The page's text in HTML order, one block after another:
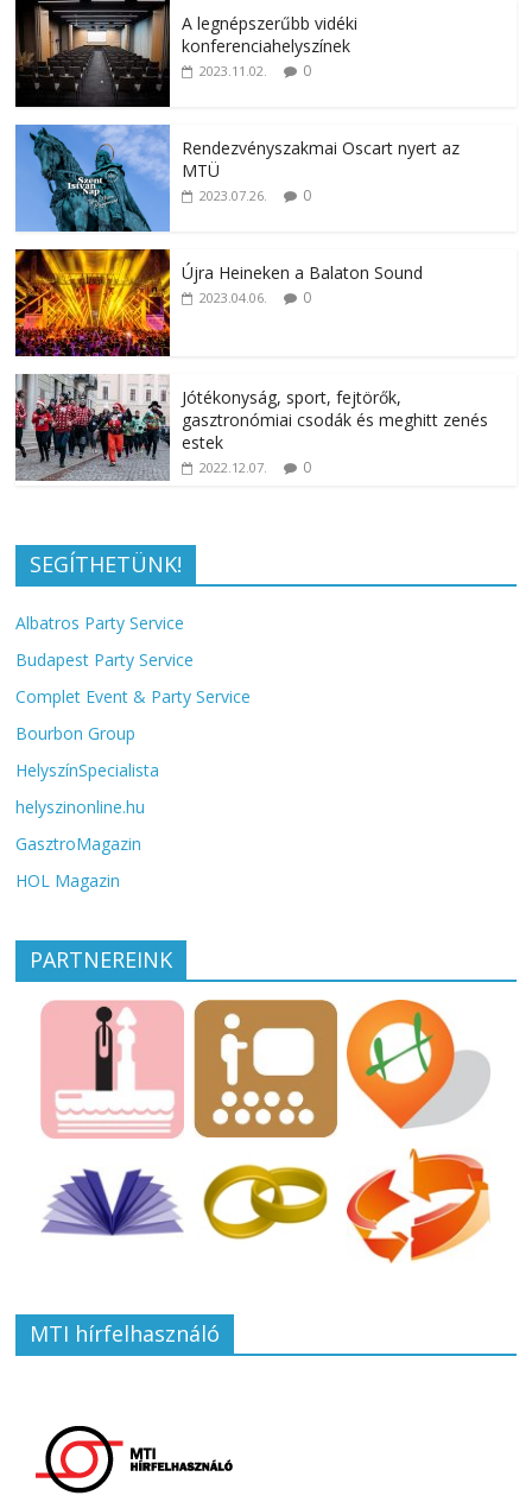
A legnépszerűbb vidéki
konferenciahelyszínek
2023.11.02. 0
Rendezvényszakmai Oscart nyert az
MTÜ
2023.07.26. 0
Újra Heineken a Balaton Sound
2023.04.06. 0
Jótékonyság, sport, fejtörők,
gasztronómiai csodák és meghitt zenés
estek
2022.12.07. 0
SEGÍTHETÜNK!
Albatros Party Service
Budapest Party Service
Complet Event & Party Service
Bourbon Group
HelyszínSpecialista
helyszinonline.hu
GasztroMagazin
HOL Magazin
PARTNEREINK
MTI hírfelhasználó